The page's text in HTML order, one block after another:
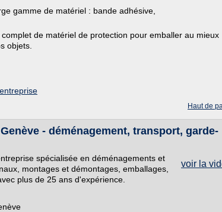
gamme de matériel : bande adhésive,
de matériel de protection pour emballer au mieux
objets.
Haut de
- déménagement, transport, garde-
voir la
spécialisée en déménagements et
montages et démontages, emballages,
plus de 25 ans d'expérience.